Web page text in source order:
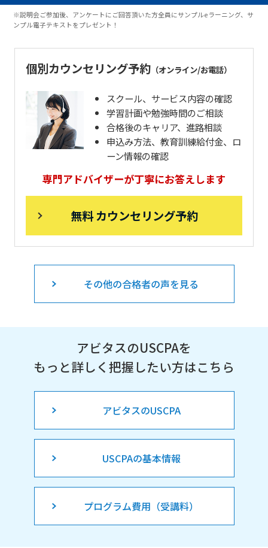
※説明会ご参加後、アンケートにご回答頂いた方全員にサンプルeラーニング、サ
ンプル電子テキストをプレゼント！
個別カウンセリング予約（オンライン/お電話）
スクール、サービス内容の確認
学習計画や勉強時間のご相談
合格後のキャリア、進路相談
申込み方法、教育訓練給付金、ロ
ーン情報の確認
専門アドバイザーが丁寧にお答えします
無料 カウンセリング予約
その他の合格者の声を見る
アビタスのUSCPAを
もっと詳しく把握したい方はこちら
アビタスのUSCPA
USCPAの基本情報
プログラム費用（受講料）